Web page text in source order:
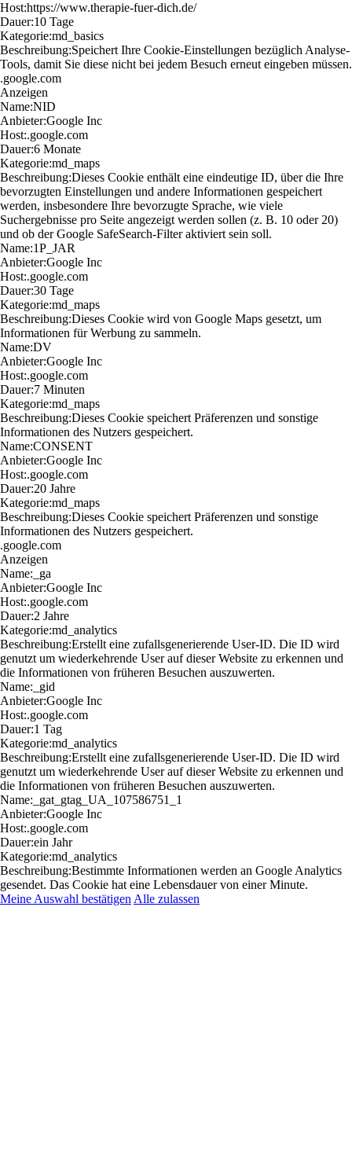
Host:https://www.therapie-fuer-dich.de/
Dauer:10 Tage
Kategorie:md_basics
Beschreibung:Speichert Ihre Cookie-Einstellungen bezüglich Analyse-
Tools, damit Sie diese nicht bei jedem Besuch erneut eingeben müssen.
.google.com
Anzeigen
Name:NID
Anbieter:Google Inc
Host:.google.com
Dauer:6 Monate
Kategorie:md_maps
Beschreibung:Dieses Cookie enthält eine eindeutige ID, über die Ihre
bevorzugten Einstellungen und andere Informationen gespeichert
werden, insbesondere Ihre bevorzugte Sprache, wie viele
Suchergebnisse pro Seite angezeigt werden sollen (z. B. 10 oder 20)
und ob der Google SafeSearch-Filter aktiviert sein soll.
Name:1P_JAR
Anbieter:Google Inc
Host:.google.com
Dauer:30 Tage
Kategorie:md_maps
Beschreibung:Dieses Cookie wird von Google Maps gesetzt, um
Informationen für Werbung zu sammeln.
Name:DV
Anbieter:Google Inc
Host:.google.com
Dauer:7 Minuten
Kategorie:md_maps
Beschreibung:Dieses Cookie speichert Präferenzen und sonstige
Informationen des Nutzers gespeichert.
Name:CONSENT
Anbieter:Google Inc
Host:.google.com
Dauer:20 Jahre
Kategorie:md_maps
Beschreibung:Dieses Cookie speichert Präferenzen und sonstige
Informationen des Nutzers gespeichert.
.google.com
Anzeigen
Name: _ga
Anbieter:Google Inc
Host:.google.com
Dauer:2 Jahre
Kategorie:md_analytics
Beschreibung:Erstellt eine zufallsgenerierende User-ID. Die ID wird
genutzt um wiederkehrende User auf dieser Website zu erkennen und
die Informationen von früheren Besuchen auszuwerten.
Name: _gid
Anbieter:Google Inc
Host:.google.com
Dauer:1 Tag
Kategorie:md_analytics
Beschreibung:Erstellt eine zufallsgenerierende User-ID. Die ID wird
genutzt um wiederkehrende User auf dieser Website zu erkennen und
die Informationen von früheren Besuchen auszuwerten.
Name: _gat_gtag_UA_107586751_1
Anbieter:Google Inc
Host:.google.com
Dauer:ein Jahr
Kategorie:md_analytics
Beschreibung:Bestimmte Informationen werden an Google Analytics
gesendet. Das Cookie hat eine Lebensdauer von einer Minute.
Meine Auswahl bestätigen Alle zulassen